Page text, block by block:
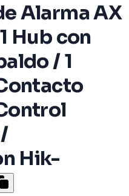
Alarma AX
Hub con
/ 1
Hik-